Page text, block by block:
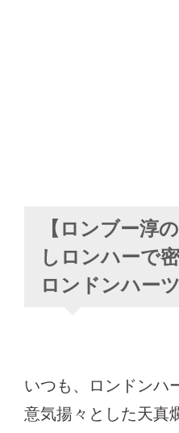
【ロンブー淳
しロンハーで
ロンドンハー
いつも、ロンドンハ
意気揚々とした天真